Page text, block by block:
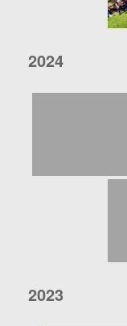
2024
2023